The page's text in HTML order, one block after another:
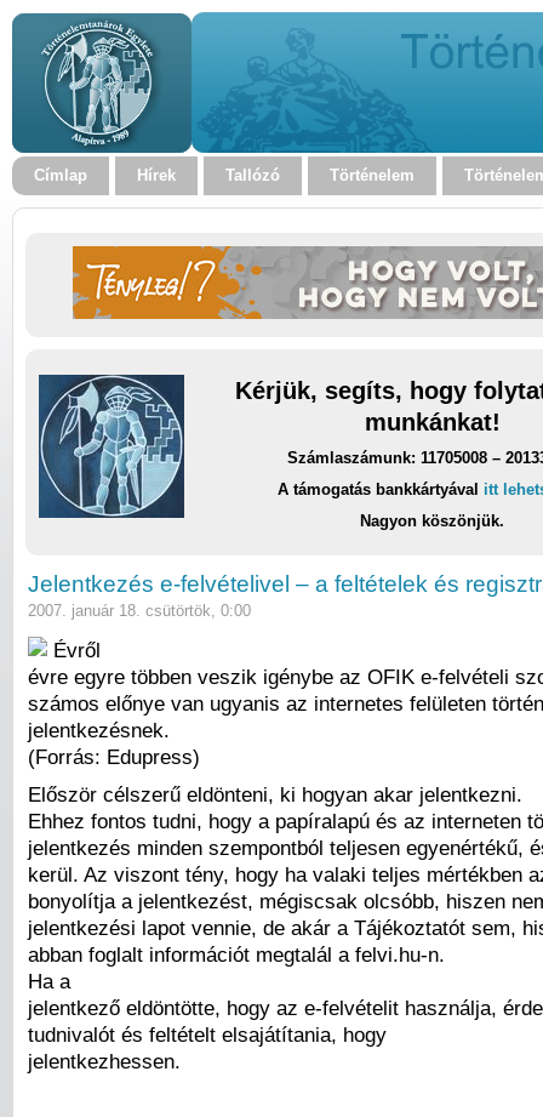
Címlap Hírek Tallózó Történelem
Kérjük, segíts, hogy
munkánkat!
Számlaszámunk: 11705008 –
A támogatás bankkártyával itt
Nagyon köszönjük.
Jelentkezés e-felvételivel – a feltételek és
2007. január 18. csütörtök, 0:00
Évről
évre egyre többen veszik igénybe az OFIK e-felvételi
számos előnye van ugyanis az internetes felületen
jelentkezésnek.
(Forrás: Edupress)
Először célszerű eldönteni, ki hogyan akar jelentkezni.
Ehhez fontos tudni, hogy a papíralapú és az interneten
jelentkezés minden szempontból teljesen egyenértékű,
kerül. Az viszont tény, hogy ha valaki teljes mértékben
bonyolítja a jelentkezést, mégiscsak olcsóbb, hiszen
jelentkezési lapot vennie, de akár a Tájékoztatót sem,
abban foglalt információt megtalál a felvi.hu-n.
Ha a
jelentkező eldöntötte, hogy az e-felvételit használja,
tudnivalót és feltételt elsajátítania, hogy
jelentkezhessen.